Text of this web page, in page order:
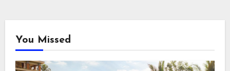
You Missed